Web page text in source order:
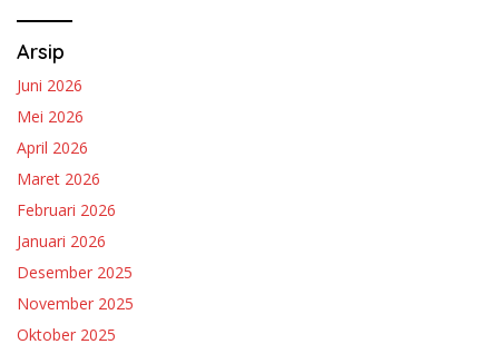
Arsip
Juni 2026
Mei 2026
April 2026
Maret 2026
Februari 2026
Januari 2026
Desember 2025
November 2025
Oktober 2025